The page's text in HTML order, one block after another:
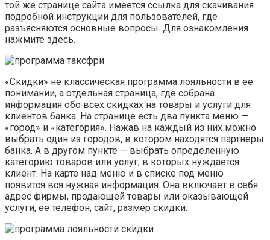
той же странице сайта имеется ссылка для скачивания
подробной инструкции для пользователей, где
разъясняются основные вопросы. Для ознакомления
нажмите здесь.
«Скидки» не классическая программа лояльности в ее
понимании, а отдельная страница, где собрана
информация обо всех скидках на товары и услуги для
клиентов банка. На странице есть два пункта меню —
«город» и «категория». Нажав на каждый из них можно
выбрать один из городов, в котором находятся партнеры
банка. А в другом пункте — выбрать определенную
категорию товаров или услуг, в которых нуждается
клиент. На карте над меню и в списке под меню
появится вся нужная информация. Она включает в себя
адрес фирмы, продающей товары или оказывающей
услуги, ее телефон, сайт, размер скидки.